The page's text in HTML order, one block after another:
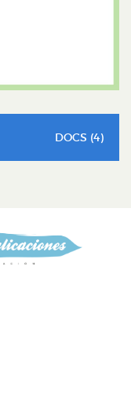
DOCS (4)